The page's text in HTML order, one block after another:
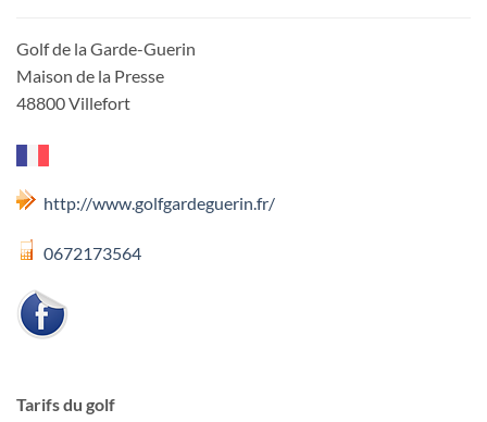
Golf de la Garde-Guerin
Maison de la Presse
48800 Villefort
http://www.golfgardeguerin.fr/
0672173564
Tarifs du golf